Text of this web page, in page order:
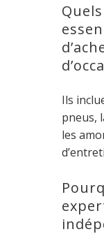
Ils
pneus,
les